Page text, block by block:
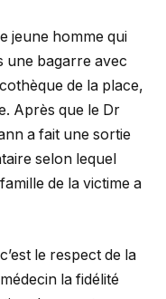
jeune homme qui
une bagarre avec
de la place,
Après que le Dr
a fait une sortie
selon lequel
de la victime a
le respect de la
la fidélité